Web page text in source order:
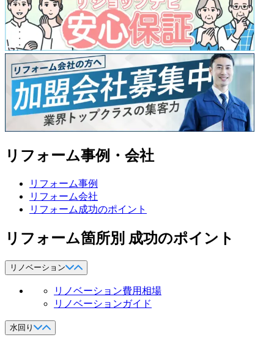
リフォーム事例・会社
リフォーム事例
リフォーム会社
リフォーム成功のポイント
リフォーム箇所別 成功のポイント
リノベーション
リノベーション費用相場
リノベーションガイド
水回り